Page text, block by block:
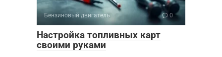
Бензиновый двигатель 0
Настройка топливных карт
своими руками